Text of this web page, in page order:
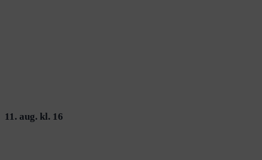
11. aug. kl. 16